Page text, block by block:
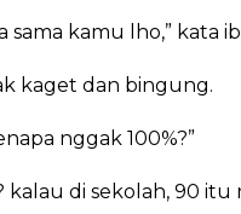
kamu lho,” kata
kaget dan bingung.
nggak 100%?”
kalau di sekolah, 90 itu